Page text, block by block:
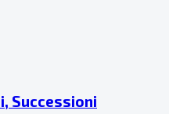
Successioni